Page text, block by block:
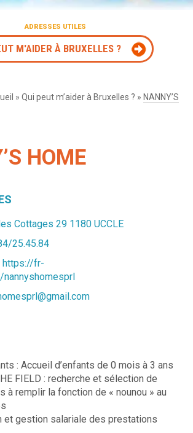
ADRESSES UTILES
M'AIDER À BRUXELLES ?
»Qui peut m’aider à Bruxelles ? » NANNY’S
HOME
Cottages 29 1180 UCCLE
25.45.84
https://fr-
: Accueil d’enfants de 0 mois à 3 ans
FIELD : recherche et sélection de
à remplir la fonction de « nounou » au
et gestion salariale des prestations